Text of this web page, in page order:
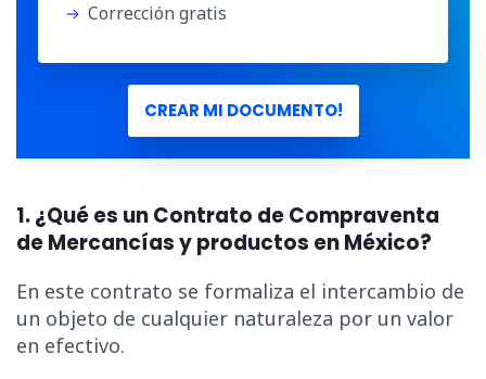
Corrección gratis
CREAR MI DOCUMENTO!
1. ¿Qué es un Contrato de Compraventa
de Mercancías y productos en México?
En este contrato se formaliza el intercambio de
un objeto de cualquier naturaleza por un valor
en efectivo.